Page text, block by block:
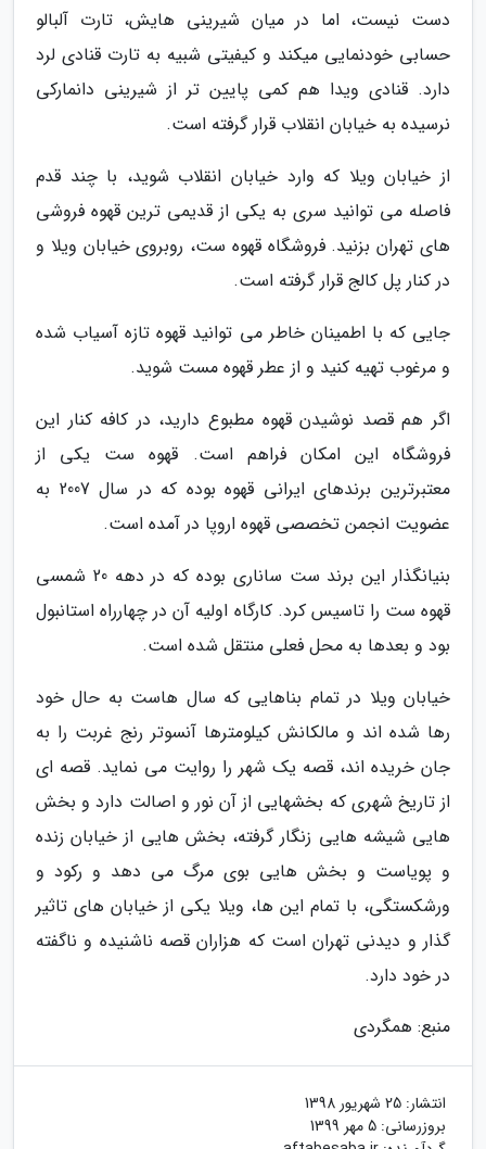
دست نیست، اما در میان شیرینی هایش، تارت آلبالو
حسابی خودنمایی میکند و کیفیتی شبیه به تارت قنادی لرد
دارد. قنادی ویدا هم کمی پایین تر از شیرینی دانمارکی
نرسیده به خیابان انقلاب قرار گرفته است.
از خیابان ویلا که وارد خیابان انقلاب شوید، با چند قدم
فاصله می توانید سری به یکی از قدیمی ترین قهوه فروشی
های تهران بزنید. فروشگاه قهوه ست، روبروی خیابان ویلا و
در کنار پل کالج قرار گرفته است.
جایی که با اطمینان خاطر می توانید قهوه تازه آسیاب شده
و مرغوب تهیه کنید و از عطر قهوه مست شوید.
اگر هم قصد نوشیدن قهوه مطبوع دارید، در کافه کنار این
فروشگاه این امکان فراهم است. قهوه ست یکی از
معتبرترین برندهای ایرانی قهوه بوده که در سال 2007 به
عضویت انجمن تخصصی قهوه اروپا در آمده است.
بنیانگذار این برند ست ساناری بوده که در دهه 20 شمسی
قهوه ست را تاسیس کرد. کارگاه اولیه آن در چهارراه استانبول
بود و بعدها به محل فعلی منتقل شده است.
خیابان ویلا در تمام بناهایی که سال هاست به حال خود
رها شده اند و مالکانش کیلومترها آنسوتر رنج غربت را به
جان خریده اند، قصه یک شهر را روایت می نماید. قصه ای
از تاریخ شهری که بخشهایی از آن نور و اصالت دارد و بخش
هایی شیشه هایی زنگار گرفته، بخش هایی از خیابان زنده
و پویاست و بخش هایی بوی مرگ می دهد و رکود و
ورشکستگی، با تمام این ها، ویلا یکی از خیابان های تاثیر
گذار و دیدنی تهران است که هزاران قصه ناشنیده و ناگفته
در خود دارد.
منبع: همگردی
انتشار: 25 شهریور 1398
بروزرسانی: 5 مهر 1399